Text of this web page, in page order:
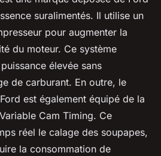
suralimentés. Il utilise un
pour augmenter la
du moteur. Ce système
élevée sans
de carburant. En outre, le
est également équipé de la
Cam Timing. Ce
réel le calage des soupapes,
la consommation de